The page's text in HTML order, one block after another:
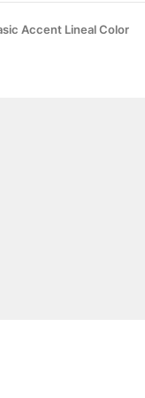
Accent Lineal Color